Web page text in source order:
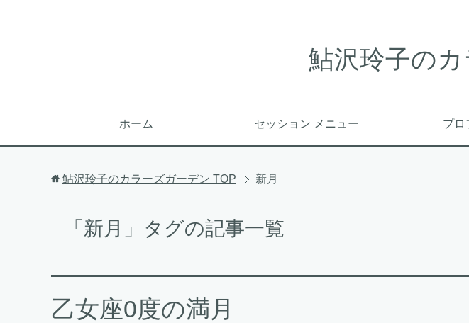
鮎沢玲子の
ホーム セッション メニュー プロ
鮎沢玲子のカラーズガーデン TOP 新月
「新月」タグの記事一覧
乙女座0度の満月